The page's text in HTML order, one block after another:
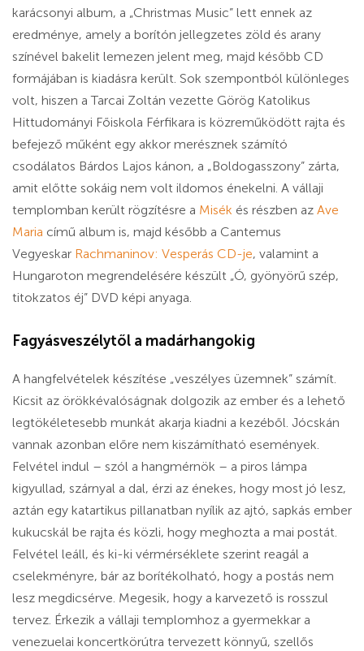
karácsonyi album, a „Christmas Music” lett ennek az
eredménye, amely a borítón jellegzetes zöld és arany
színével bakelit lemezen jelent meg, majd később CD
formájában is kiadásra került. Sok szempontból különleges
volt, hiszen a Tarcai Zoltán vezette Görög Katolikus
Hittudományi Főiskola Férfikara is közreműködött rajta és
befejező műként egy akkor merésznek számító
csodálatos Bárdos Lajos kánon, a „Boldogasszony” zárta,
amit előtte sokáig nem volt ildomos énekelni. A vállaji
templomban került rögzítésre a Misék és részben az Ave
Maria című album is, majd később a Cantemus
Vegyeskar Rachmaninov: Vesperás CD-je, valamint a
Hungaroton megrendelésére készült „Ó, gyönyörű szép,
titokzatos éj” DVD képi anyaga.
Fagyásveszélytől a madárhangokig
A hangfelvételek készítése „veszélyes üzemnek” számít.
Kicsit az örökkévalóságnak dolgozik az ember és a lehető
legtökéletesebb munkát akarja kiadni a kezéből. Jócskán
vannak azonban előre nem kiszámítható események.
Felvétel indul – szól a hangmérnök – a piros lámpa
kigyullad, szárnyal a dal, érzi az énekes, hogy most jó lesz,
aztán egy katartikus pillanatban nyílik az ajtó, sapkás ember
kukucskál be rajta és közli, hogy meghozta a mai postát.
Felvétel leáll, és ki-ki vérmérséklete szerint reagál a
cselekményre, bár az borítékolható, hogy a postás nem
lesz megdicsérve. Megesik, hogy a karvezető is rosszul
tervez. Érkezik a vállaji templomhoz a gyermekkar a
venezuelai koncertkörútra tervezett könnyű, szellős